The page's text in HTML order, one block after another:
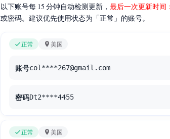
以下账号每 15 分钟自动检测更新， 最后一次更新时间
或密码。建议优先使用状态为「正常」的账号。
正常 美国
账号col****267@gmail.com
密码Dt2****4455
正常 美国